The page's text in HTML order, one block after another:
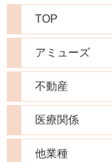
ム
TOP
アミューズ
不動産
医療関係
他業種